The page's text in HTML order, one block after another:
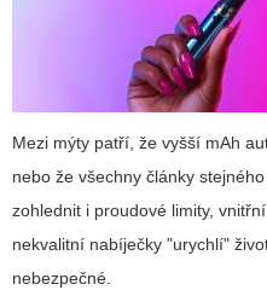
Mezi mýty patří, že vyšší mAh
nebo že všechny články
zohlednit i proudové limity,
nekvalitní nabíječky "urychlí"
nebezpečné.